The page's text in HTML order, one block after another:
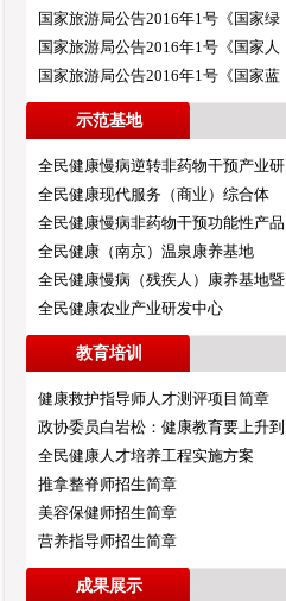
国家旅游局公告2016年1号《国家绿
国家旅游局公告2016年1号《国家人
国家旅游局公告2016年1号《国家蓝
示范基地
全民健康慢病逆转非药物干预产业研
全民健康现代服务（商业）综合体
全民健康慢病非药物干预功能性产品
全民健康（南京）温泉康养基地
全民健康慢病（残疾人）康养基地暨
全民健康农业产业研发中心
教育培训
健康救护指导师人才测评项目简章
政协委员白岩松：健康教育要上升到
全民健康人才培养工程实施方案
推拿整脊师招生简章
美容保健师招生简章
营养指导师招生简章
成果展示